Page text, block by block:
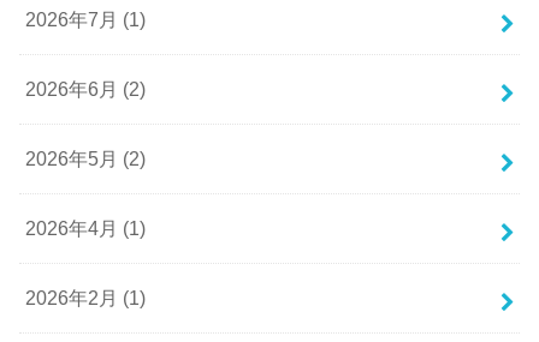
2026年7月 (1)
2026年6月 (2)
2026年5月 (2)
2026年4月 (1)
2026年2月 (1)